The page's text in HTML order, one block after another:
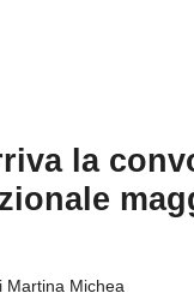
la
Martina Michea